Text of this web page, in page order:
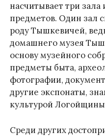
насчитывает три
предметов. Один зал
роду Тышкевичей,
домашнего музея
основу музейного
предметы быта,
фотографии,
другие экспонаты,
культурой
Среди других